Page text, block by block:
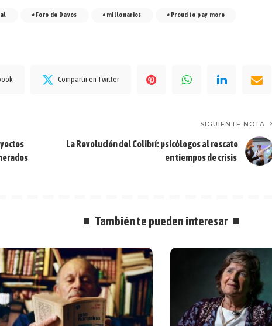
Foro de Davos millonarios Proud to pay more
Compartir en Twitter
SIGUIENTE NOTA
La Revolución del Colibrí: psicólogos al rescate
en tiempos de crisis
También te pueden interesar